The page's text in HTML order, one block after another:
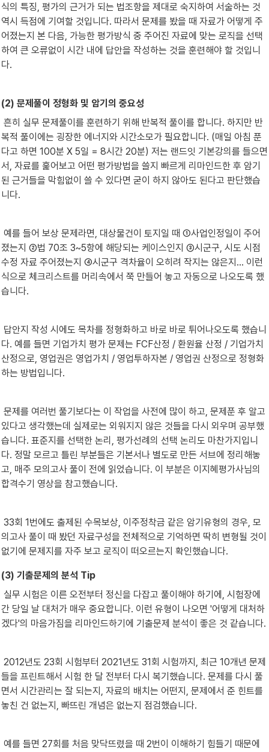
식의 특징, 평가의 근거가 되는 법조항을 제대로 숙지하여 서술하는 것
역시 득점에 기여할 것입니다. 따라서 문제를 봤을 때 자료가 어떻게 주
어졌는지 본 다음, 가능한 평가방식 중 주어진 자료에 맞는 로직을 선택
하여 큰 오류없이 시간 내에 답안을 작성하는 것을 훈련해야 할 것입니
다.
(2) 문제풀이 정형화 및 암기의 중요성
복적 풀이에는 굉장한 에너지와 시간소모가 필요합니다. (매일 아침 푼
다고 하면 100분 X 5일 = 8시간 20분) 저는 랜드잇 기본강의를 들으면
서, 자료를 훑어보고 어떤 평가방법을 쓸지 빠르게 리마인드한 후 암기
된 근거들을 막힘없이 쓸 수 있다면 굳이 하지 않아도 된다고 판단했습
니다.
졌는지 ②법 70조 3~5항에 해당되는 케이스인지 ③시군구, 시도 시점
수정 자료 주어졌는지 ④시군구 격차율이 오히려 작지는 않은지... 이런
식으로 체크리스트를 머리속에서 쭉 만들어 놓고 자동으로 나오도록 했
습니다.
다. 예를 들면 기업가치 평가 문제는 FCF산정 / 환원율 산정 / 기업가치
산정으로, 영업권은 영업가치 / 영업투하자본 / 영업권 산정으로 정형화
하는 방법입니다.
있다고 생각했는데 실제로는 외워지지 않은 것들을 다시 외우며 공부했
습니다. 표준지를 선택한 논리, 평가선례의 선택 논리도 마찬가지입니
다. 정말 모르고 틀린 부분들은 기본서나 별도로 만든 서브에 정리해놓
고, 매주 모의고사 풀이 전에 읽었습니다. 이 부분은 이지혜평가사님의
합격수기 영상을 참고했습니다.
의고사 풀이 때 봤던 자료구성을 전체적으로 기억하면 딱히 변형될 것이
없기에 문제지를 자주 보고 로직이 떠오르는지 확인했습니다.
(3) 기출문제의 분석 Tip
간 당일 날 대처가 매우 중요합니다. 이런 유형이 나오면 '어떻게 대처하
겠다'의 마음가짐을 리마인드하기에 기출문제 분석이 좋은 것 같습니다.
들을 프린트해서 시험 한 달 전부터 다시 복기했습니다. 문제를 다시 풀
면서 시간관리는 잘 되는지, 자료의 배치는 어떤지, 문제에서 준 힌트를
놓친 건 없는지, 빠뜨린 개념은 없는지 점검했습니다.